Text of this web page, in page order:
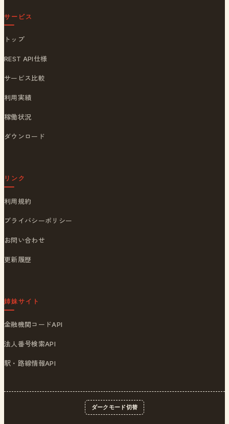
サービス
トップ
REST API仕様
サービス比較
利用実績
稼働状況
ダウンロード
リンク
利用規約
プライバシーポリシー
お問い合わせ
更新履歴
姉妹サイト
金融機関コードAPI
法人番号検索API
駅・路線情報API
ダークモード切替